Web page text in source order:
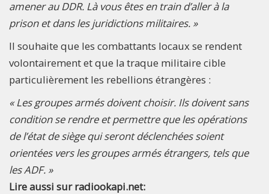
amener au DDR. Là vous êtes en train d’aller à la
prison et dans les juridictions militaires. »
Il souhaite que les combattants locaux se rendent
volontairement et que la traque militaire cible
particulièrement les rebellions étrangères :
« Les groupes armés doivent choisir. Ils doivent sans
condition se rendre et permettre que les opérations
de l’état de siège qui seront déclenchées soient
orientées vers les groupes armés étrangers, tels que
les ADF. »
Lire aussi sur radiookapi.net: